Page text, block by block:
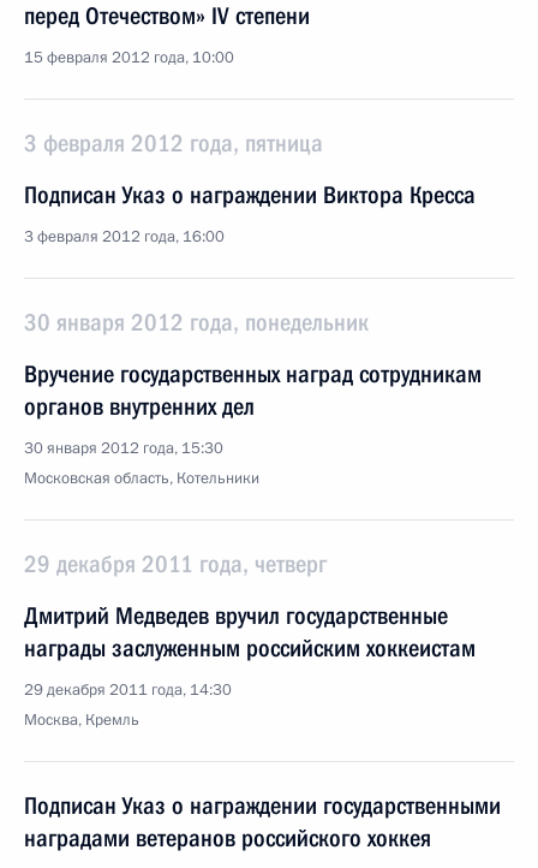
перед Отечеством» IV степени
15 февраля 2012 года, 10:00
3 февраля 2012 года, пятница
Подписан Указ о награждении Виктора Кресса
3 февраля 2012 года, 16:00
30 января 2012 года, понедельник
Вручение государственных наград сотрудникам
органов внутренних дел
30 января 2012 года, 15:30
Московская область, Котельники
29 декабря 2011 года, четверг
Дмитрий Медведев вручил государственные
награды заслуженным российским хоккеистам
29 декабря 2011 года, 14:30
Москва, Кремль
Подписан Указ о награждении государственными
наградами ветеранов российского хоккея